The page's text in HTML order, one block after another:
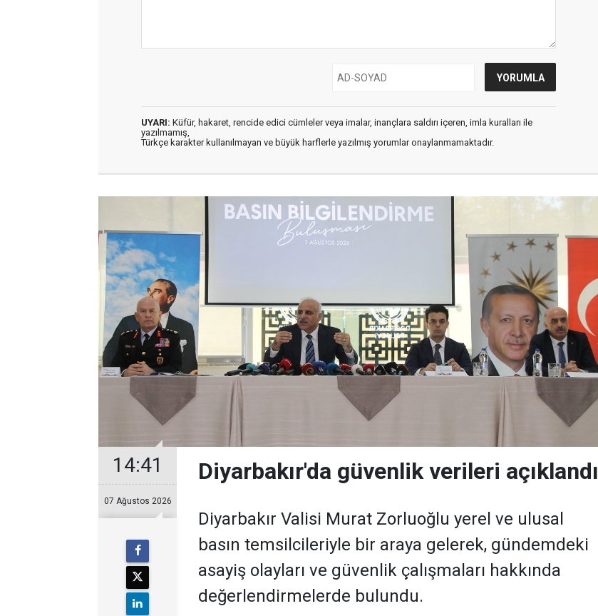
UYARI: Küfür, hakaret, rencide edici cümleler veya imalar, inançlara saldırı içeren, imla kuralları ile
yazılmamış,
Türkçe karakter kullanılmayan ve büyük harflerle yazılmış yorumlar onaylanmamaktadır.
14:41
07 Ağustos 2026
Diyarbakır'da güvenlik verileri açıklandı
Diyarbakır Valisi Murat Zorluoğlu yerel ve ulusal
basın temsilcileriyle bir araya gelerek, gündemdeki
asayiş olayları ve güvenlik çalışmaları hakkında
değerlendirmelerde bulundu.